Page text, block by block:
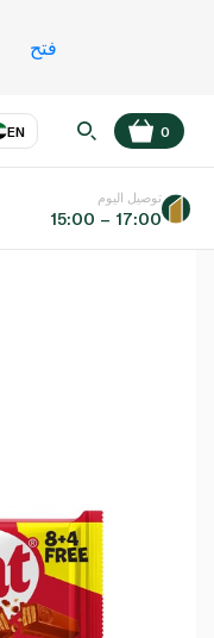
فتح
EN
عر
0
توصيل اليوم
15:00 – 17:00